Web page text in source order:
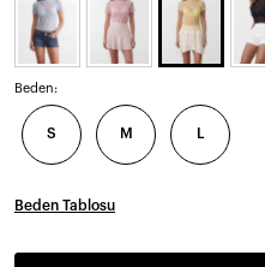
Beden:
S M L
Beden Tablosu